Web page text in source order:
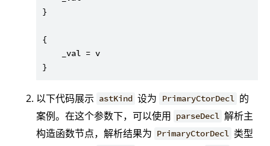
}
{
    _val = v
以下代码展示 astKind 设为 PrimaryCtorDecl 的
案例。在这个参数下，可以使用 parseDecl 解析主
构造函数节点，解析结果为 PrimaryCtorDecl 类型